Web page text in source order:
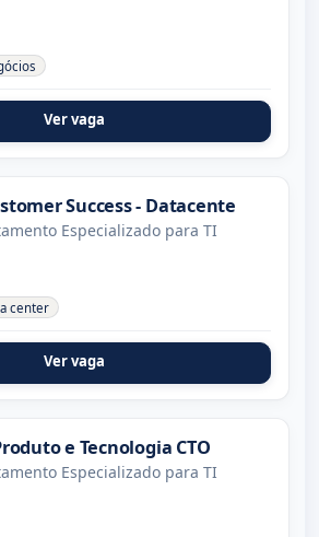
Ver vaga
Success - Datacente
Especializado para TI
center
Ver vaga
e Tecnologia CTO
Especializado para TI